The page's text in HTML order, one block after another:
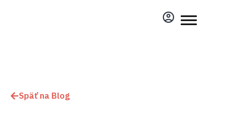
Späť na Blog